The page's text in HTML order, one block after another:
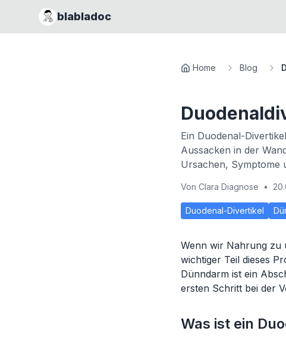
blabladoc
Home Blog
Ein Duodenal-
Aussacken in der
Ursachen, Symptome
Von Clara Diagnose •
Duodenal-Divertikel
Wenn wir Nahrung zu
wichtiger Teil dieses
Dünndarm ist ein
ersten Schritt bei der
Was ist ein